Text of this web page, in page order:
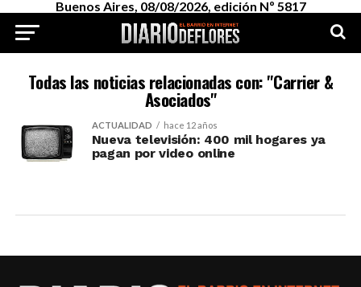
Buenos Aires, 08/08/2026, edición Nº 5817
Todas las noticias relacionadas con: "Carrier &
Asociados"
ACTUALIDAD hace 12 años
Nueva televisión: 400 mil hogares ya
pagan por video online